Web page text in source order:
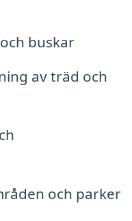
buskar
av träd och
och parker